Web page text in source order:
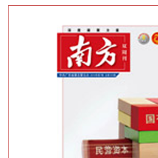
导，增强“四个意识”、坚定“四
护”，以党的政治建设为统领，
成果，全面提升党建工作质量
国成立70周年。